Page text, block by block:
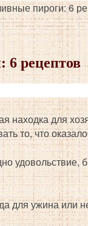
пироги: 6
6 рецептов
для
то, что
удовольствие,
для ужина или